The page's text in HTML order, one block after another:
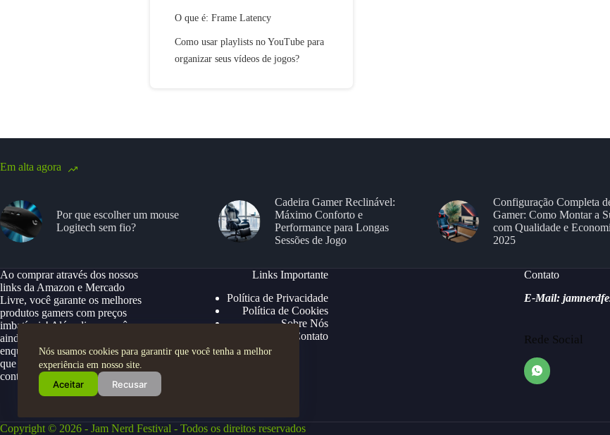
Nós usamos cookies para garantir que você tenha a melhor
experiência em nosso site.
Aceitar Recusar
O que é: Frame Latency
Como usar playlists no YouTube para
organizar seus vídeos de jogos?
Em alta agora
Por que escolher um mouse
Logitech sem fio?
Cadeira Gamer Reclinável:
Máximo Conforto e
Performance para Longas
Sessões de Jogo
Configuração Completa
Gamer: Como Montar a
com Qualidade e
2025
Ao comprar através dos nossos
links da Amazon e Mercado
Livre, você garante os melhores
produtos gamers com preços
imbatíveis! Além disso, você
ainda ganha descontos exclusivos,
enquanto apoia nosso site para
que possamos continuar trazendo
conteúdos e ofertas especiais.
Links Importante
Política de Privacidade
Política de Cookies
Sobre Nós
Contato
Contato
E-Mail:
Rede Social
Copyright © 2026 - Jam Nerd Festival - Todos os direitos reservados